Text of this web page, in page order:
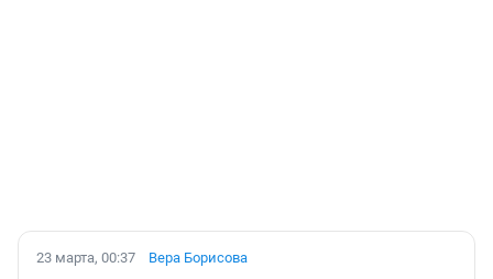
23 марта, 00:37 Вера Борисова